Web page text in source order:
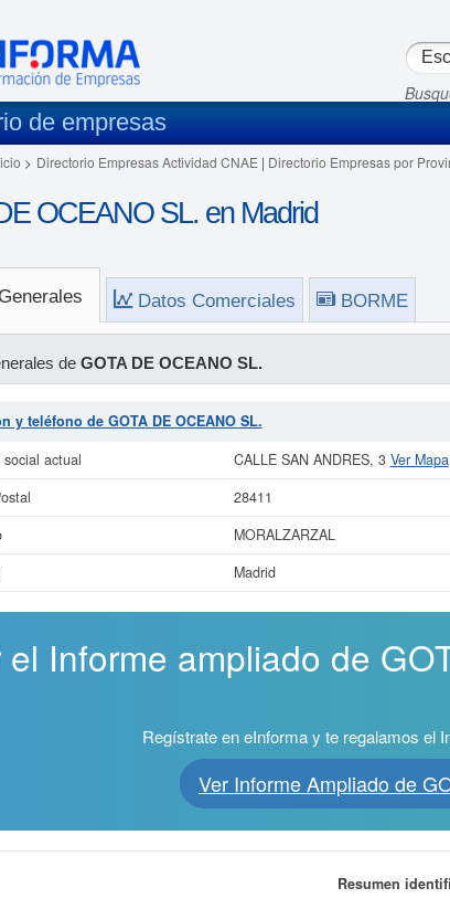
de empresas
> Directorio Empresas Actividad CNAE | Directorio Empresas por
OCEANO SL. en Madrid
Datos Comerciales BORME
de GOTA DE OCEANO SL.
y teléfono de GOTA DE OCEANO SL.
social actual
CALLE SAN ANDRES, 3 Ver Mapa
28411
MORALZARZAL
Madrid
el Informe ampliado de
Regístrate en eInforma y te regalamos el
Ver Informe Ampliado de
Resumen